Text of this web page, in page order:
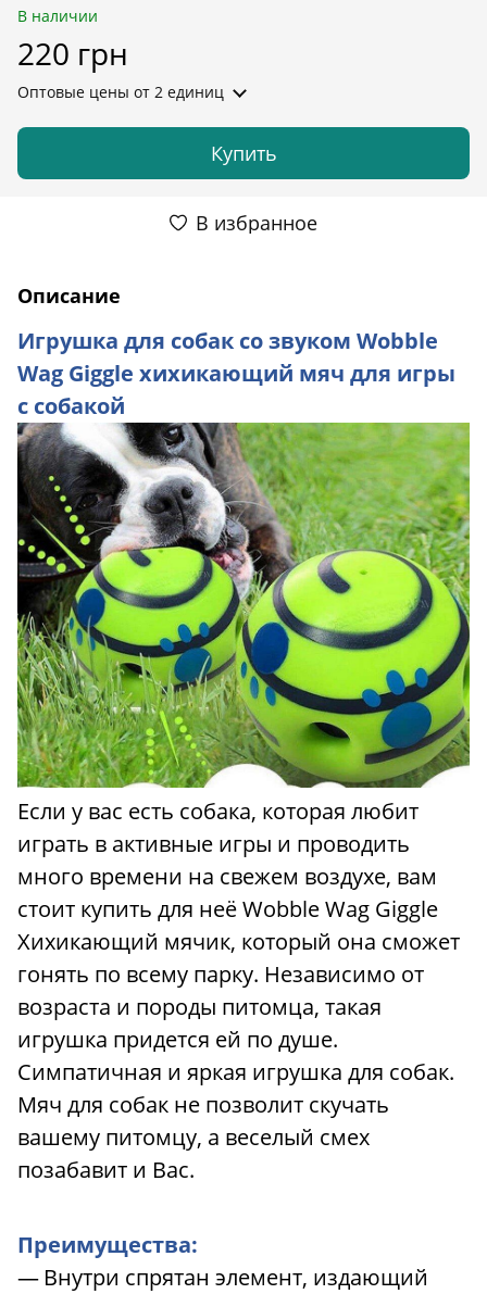
В наличии
220 грн
Оптовые цены от 2 единиц
Купить
В избранное
Описание
Игрушка для собак со звуком Wobble
Wag Giggle хихикающий мяч для игры
с собакой
Если у вас есть собака, которая любит
играть в активные игры и проводить
много времени на свежем воздухе, вам
стоит купить для неё Wobble Wag Giggle
Хихикающий мячик, который она сможет
гонять по всему парку. Независимо от
возраста и породы питомца, такая
игрушка придется ей по душе.
Симпатичная и яркая игрушка для собак.
Мяч для собак не позволит скучать
вашему питомцу, а веселый смех
позабавит и Вас.
Преимущества:
Внутри спрятан элемент, издающий